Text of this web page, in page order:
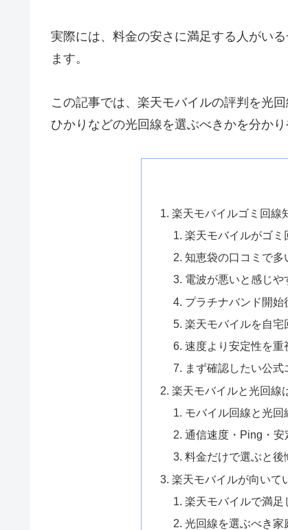
実際には、料金の安さに満足する人がい
ます。
この記事では、楽天モバイルの評判を光
ひかりなどの光回線を選ぶべきかを分かり
楽天モバイルゴミ回線
楽天モバイルがゴミ
知恵袋の口コミで多
電波が悪いと感じや
プラチナバンド開
楽天モバイルを自宅
速度より安定性を重
まず確認したい公
楽天モバイルと光回線
モバイル回線と光回
通信速度・Ping・安
料金だけで選ぶと後
楽天モバイルが向いて
楽天モバイルで満足
光回線を選ぶべき家